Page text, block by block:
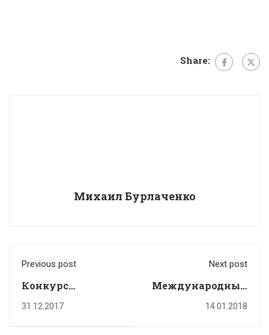
Share:
Михаил Бурлаченко
Previous post
Конкурс
«страшилок» по
31.12.2017
Next post
Международный
конкурс по
14.01.2018